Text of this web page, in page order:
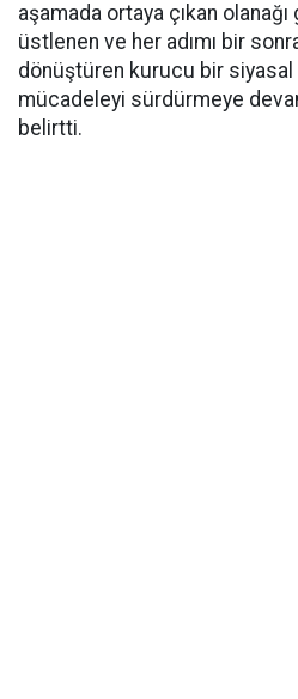
aşamada ortaya çıkan
üstlenen ve her adımı bir
dönüştüren kurucu bir siyasal
mücadeleyi sürdürmeye
belirtti.